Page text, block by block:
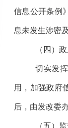
信息公开条例
息未发生涉密
（四）
切实发
用，加强政府
后，由发改委
（五）